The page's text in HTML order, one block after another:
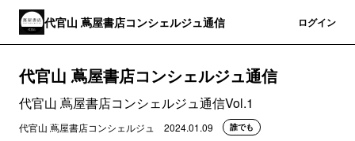
代官山 蔦屋書店コンシェルジュ通信 ログイン
代官山 蔦屋書店コンシェルジュ通信
代官山 蔦屋書店コンシェルジュ通信Vol.1
代官山 蔦屋書店コンシェルジュ 2024.01.09 誰でも